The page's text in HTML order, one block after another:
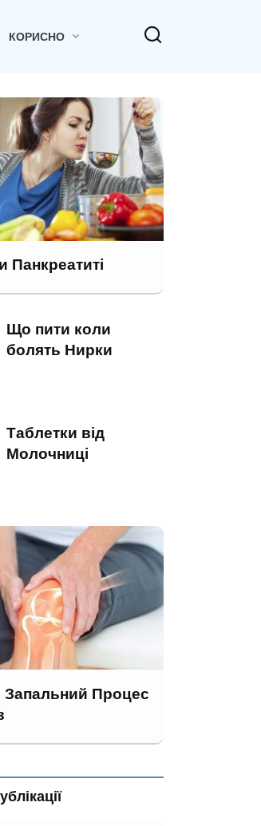
КОРИСНО
Панкреатиті
Що пити коли
болять Нирки
Таблетки від
Молочниці
Запальний Процес